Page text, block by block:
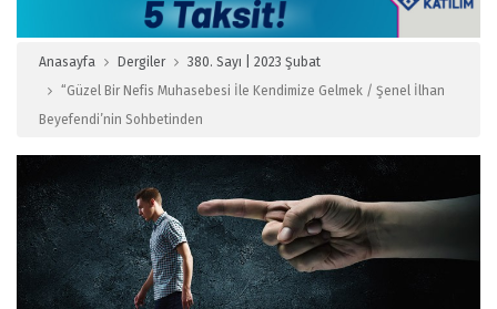
Anasayfa Dergiler
380. Sayı | 2023 Şubat
“Güzel Bir Nefis Muhasebesi İle Kendimize Gelmek / Şenel İlhan
Beyefendi’nin Sohbetinden